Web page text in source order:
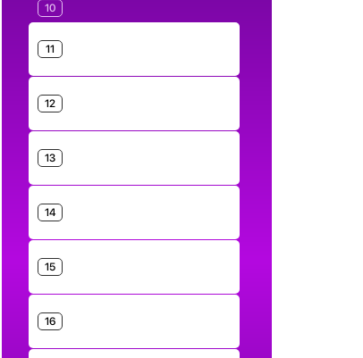
10
11
12
13
14
15
16